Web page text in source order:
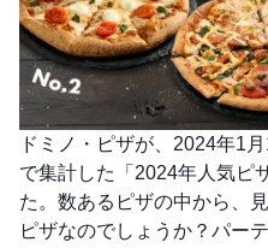
ドミノ・ピザが、2024年1
で集計した「2024年人気ピ
た。数あるピザの中から、
ピザなのでしょうか？パー